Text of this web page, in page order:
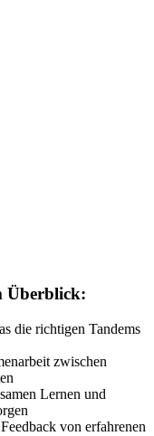
Überblick:
die richtigen Tandems
zwischen
Lernen und
von erfahrenen